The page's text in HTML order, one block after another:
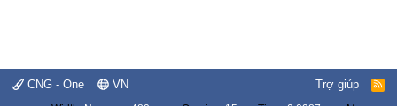
CNG - One VN Trợ giúp
R